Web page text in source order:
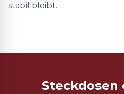
stabil bleibt.